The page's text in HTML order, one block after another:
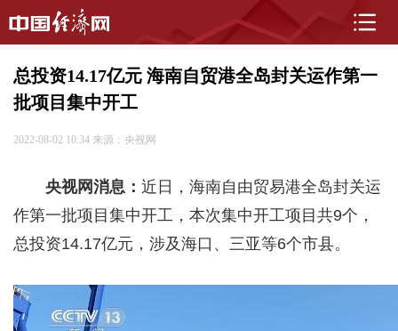
总投资14.17亿元 海南自贸港全岛封关运作第一
批项目集中开工
2022-08-02 10:34 来源：央视网
央视网消息： 近日，海南自由贸易港全岛封关运
作第一批项目集中开工，本次集中开工项目共9个，
总投资14.17亿元，涉及海口、三亚等6个市县。